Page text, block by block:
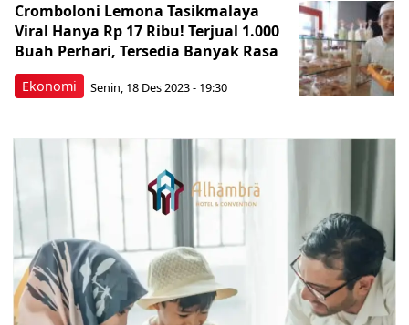
Ekonomi
Cromboloni Lemona Tasikmalaya
Viral Hanya Rp 17 Ribu! Terjual 1.000
Buah Perhari, Tersedia Banyak Rasa
Senin, 18 Des 2023 - 19:30